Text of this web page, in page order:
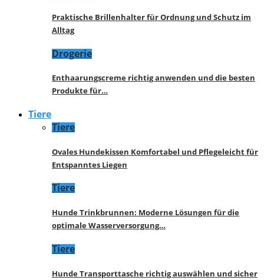
Praktische Brillenhalter für Ordnung und Schutz im
Alltag
Drogerie
Enthaarungscreme richtig anwenden und die besten
Produkte für…
Tiere
Tiere
Ovales Hundekissen Komfortabel und Pflegeleicht für
Entspanntes Liegen
Tiere
Hunde Trinkbrunnen: Moderne Lösungen für die
optimale Wasserversorgung…
Tiere
Hunde Transporttasche richtig auswählen und sicher